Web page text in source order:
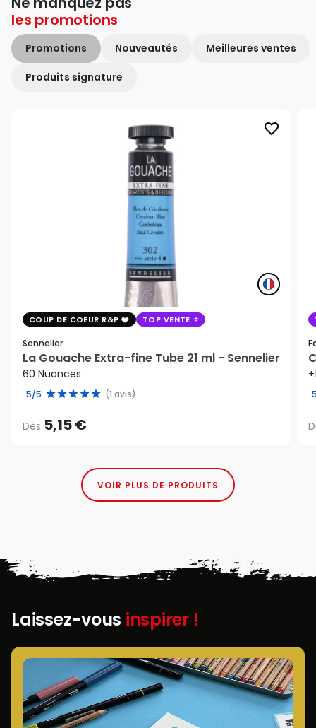
les promotions
Promotions Nouveautés Meilleures ventes
Produits signature
favorite_border
COUP DE COEUR R&P TOP VENTE
Sennelier
La Gouache Extra-fine Tube 21 ml - Sennelier
60 Nuances
5/5 (1 avis)
Dès 5,15 €
VOIR PLUS DE PRODUITS
Laissez-vous inspirer !